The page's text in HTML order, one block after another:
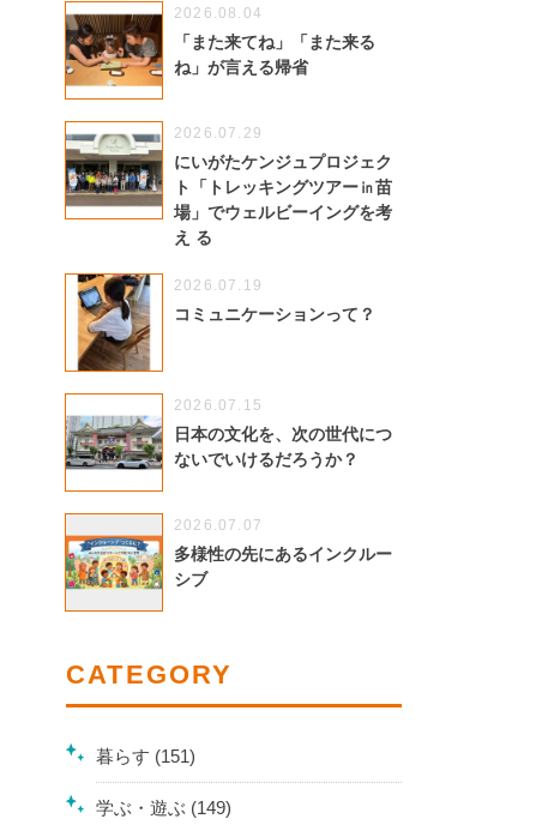
2026.08.04
「また来てね」「また来る
ね」が言える帰省
2026.07.29
にいがたケンジュプロジェク
ト「トレッキングツアー㏌苗
場」でウェルビーイングを考
え る
2026.07.19
コミュニケーションって？
2026.07.15
日本の文化を、次の世代につ
ないでいけるだろうか？
2026.07.07
多様性の先にあるインクルー
シブ
CATEGORY
暮らす (151)
学ぶ・遊ぶ (149)